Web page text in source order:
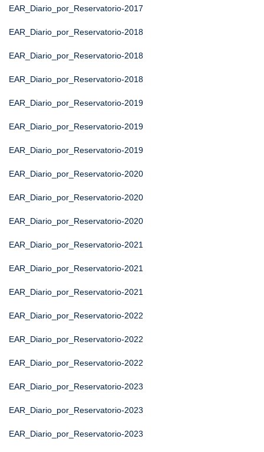
EAR_Diario_por_Reservatorio-2017
EAR_Diario_por_Reservatorio-2018
EAR_Diario_por_Reservatorio-2018
EAR_Diario_por_Reservatorio-2018
EAR_Diario_por_Reservatorio-2019
EAR_Diario_por_Reservatorio-2019
EAR_Diario_por_Reservatorio-2019
EAR_Diario_por_Reservatorio-2020
EAR_Diario_por_Reservatorio-2020
EAR_Diario_por_Reservatorio-2020
EAR_Diario_por_Reservatorio-2021
EAR_Diario_por_Reservatorio-2021
EAR_Diario_por_Reservatorio-2021
EAR_Diario_por_Reservatorio-2022
EAR_Diario_por_Reservatorio-2022
EAR_Diario_por_Reservatorio-2022
EAR_Diario_por_Reservatorio-2023
EAR_Diario_por_Reservatorio-2023
EAR_Diario_por_Reservatorio-2023